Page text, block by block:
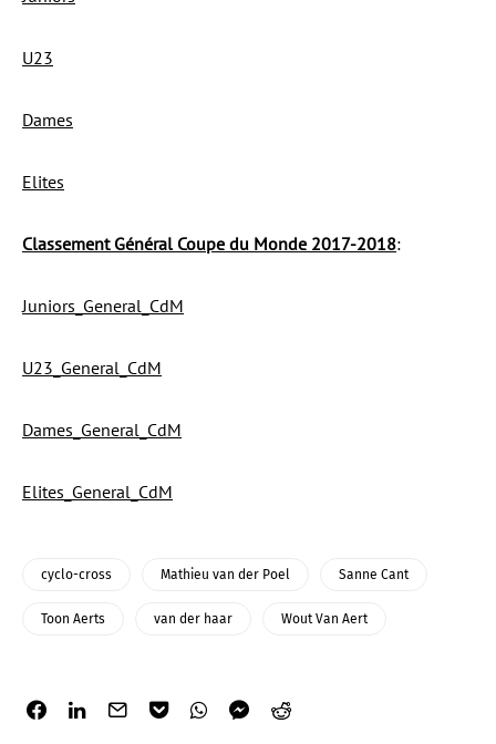
U23
Dames
Elites
Classement Général Coupe du Monde 2017-2018:
Juniors_General_CdM
U23_General_CdM
Dames_General_CdM
Elites_General_CdM
cyclo-cross Mathieu van der Poel Sanne Cant
Toon Aerts van der haar Wout Van Aert